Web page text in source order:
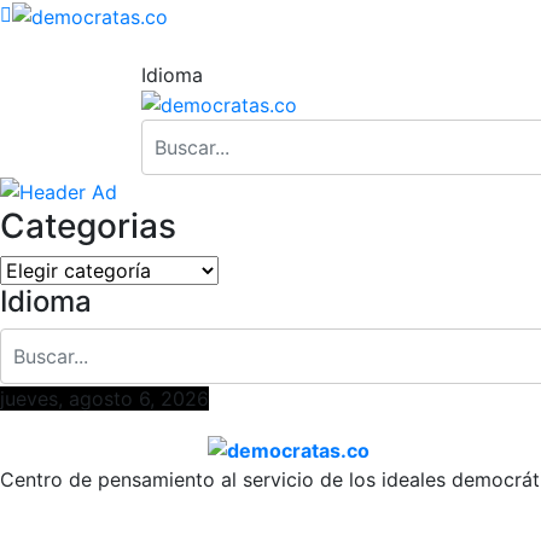
Idioma
Categorias
Categorias
Idioma
jueves, agosto 6, 2026
Centro de pensamiento al servicio de los ideales